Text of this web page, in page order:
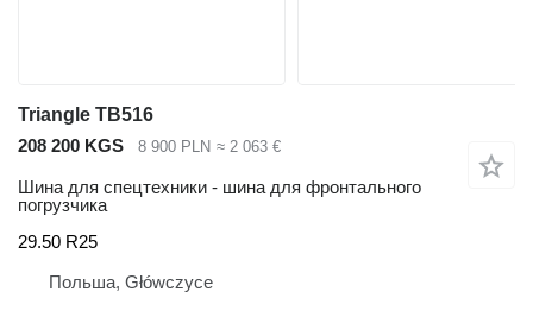
Triangle TB516
208 200 KGS
8 900 PLN ≈ 2 063 €
Шина для спецтехники - шина для фронтального
погрузчика
29.50 R25
Польша, Główczyce